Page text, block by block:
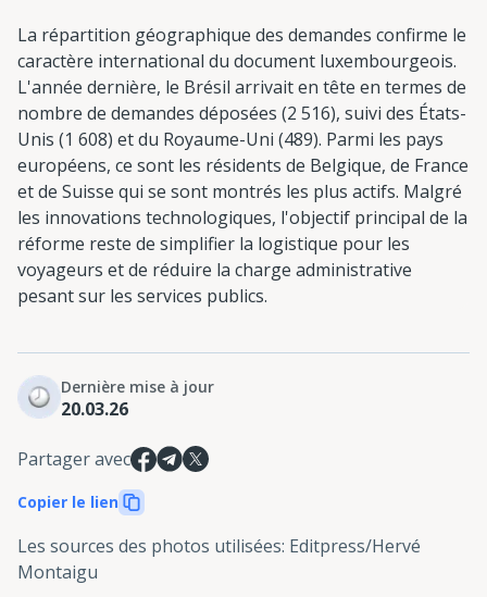
La répartition géographique des demandes confirme le
caractère international du document luxembourgeois.
L'année dernière, le Brésil arrivait en tête en termes de
nombre de demandes déposées (2 516), suivi des États-
Unis (1 608) et du Royaume-Uni (489). Parmi les pays
européens, ce sont les résidents de Belgique, de France
et de Suisse qui se sont montrés les plus actifs. Malgré
les innovations technologiques, l'objectif principal de la
réforme reste de simplifier la logistique pour les
voyageurs et de réduire la charge administrative
pesant sur les services publics.
Dernière mise à jour
20.03.26
Partager avec
Copier le lien
Les sources des photos utilisées: Editpress/Hervé
Montaigu